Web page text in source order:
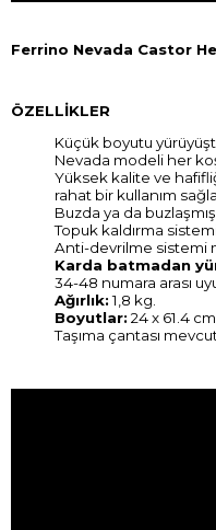
Ferrino Nevada Castor
ÖZELLİKLER
Küçük boyutu
Nevada modeli her
Yüksek kalite ve
rahat bir kullanım
Buzda ya da
Topuk kaldırma
Anti-devrilme sistemi
Karda batmadan
34-48 numara arası
Ağırlık:1,8 kg.
Boyutlar: 24 x 61.4 cm
Taşıma çantası